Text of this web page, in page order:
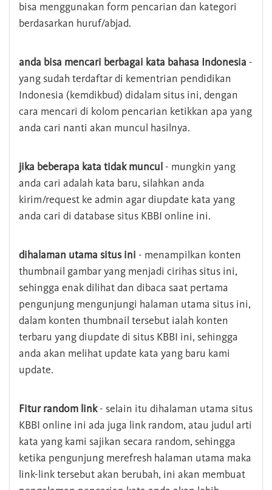
bisa menggunakan form pencarian dan kategori
berdasarkan huruf/abjad.
anda bisa mencari berbagai kata bahasa Indonesia -
yang sudah terdaftar di kementrian pendidikan
Indonesia (kemdikbud) didalam situs ini, dengan
cara mencari di kolom pencarian ketikkan apa yang
anda cari nanti akan muncul hasilnya.
jika beberapa kata tidak muncul - mungkin yang
anda cari adalah kata baru, silahkan anda
kirim/request ke admin agar diupdate kata yang
anda cari di database situs KBBI online ini.
dihalaman utama situs ini - menampilkan konten
thumbnail gambar yang menjadi cirihas situs ini,
sehingga enak dilihat dan dibaca saat pertama
pengunjung mengunjungi halaman utama situs ini,
dalam konten thumbnail tersebut ialah konten
terbaru yang diupdate di situs KBBI ini, sehingga
anda akan melihat update kata yang baru kami
update.
Fitur random link- selain itu dihalaman utama situs
KBBI online ini ada juga link random, atau judul arti
kata yang kami sajikan secara random, sehingga
ketika pengunjung merefresh halaman utama maka
link-link tersebut akan berubah, ini akan membuat